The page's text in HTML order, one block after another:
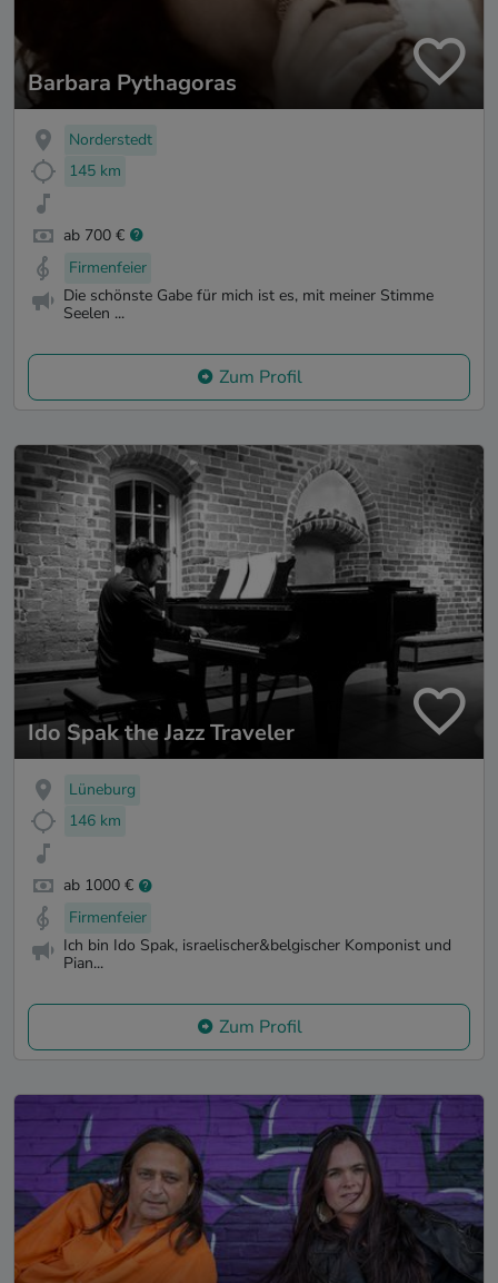
Barbara Pythagoras
Norderstedt
145 km
ab 700 €
Firmenfeier
Die schönste Gabe für mich ist es, mit meiner Stimme
Seelen ...
Zum Profil
Ido Spak the Jazz Traveler
Lüneburg
146 km
ab 1000 €
Firmenfeier
Ich bin Ido Spak, israelischer&belgischer Komponist und
Pian...
Zum Profil